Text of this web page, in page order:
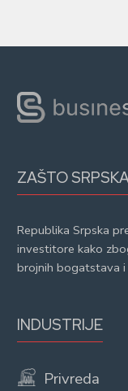
ZAŠTO
Republika Srpska
investitore kako
brojnih bogatstava i
INDUSTRIJE
Privreda